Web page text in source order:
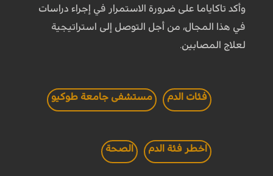
وأكد تاكاياما على ضرورة الاستمرار في إجراء دراسات
في هذا المجال، من أجل التوصل إلى استراتيجية
لعلاج المصابين.
فئات الدم مستشفى جامعة طوكيو
اخطر فئة الدم الصحة